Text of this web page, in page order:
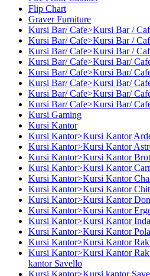
Flip Chart
Graver Furniture
Kursi Bar/ Cafe>Kursi Bar /
Kursi Bar/ Cafe>Kursi Bar /
Kursi Bar/ Cafe>Kursi Bar /
Kursi Bar/ Cafe>Kursi Bar/
Kursi Bar/ Cafe>Kursi Bar/
Kursi Bar/ Cafe>Kursi Bar/
Kursi Bar/ Cafe>Kursi Bar/
Kursi Bar/ Cafe>Kursi Bar/
Kursi Gaming
Kursi Kantor
Kursi Kantor>Kursi Kantor
Kursi Kantor>Kursi Kantor
Kursi Kantor>Kursi Kantor
Kursi Kantor>Kursi Kantor
Kursi Kantor>Kursi Kantor
Kursi Kantor>Kursi Kantor
Kursi Kantor>Kursi Kantor
Kursi Kantor>Kursi Kantor
Kursi Kantor>Kursi Kantor
Kursi Kantor>Kursi Kantor
Kursi Kantor>Kursi Kantor
Kursi Kantor>Kursi Kantor
kantor Savello
Kursi Kantor>Kursi kantor